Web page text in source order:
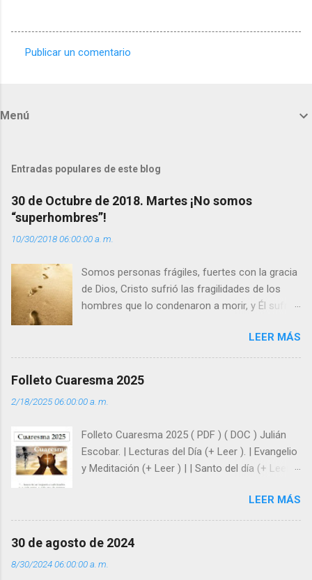
t
r
i
o
s
Publicar un comentario
Menú
Entradas populares de este blog
30 de Octubre de 2018. Martes ¡No somos
“superhombres”!
10/30/2018 06:00:00 a. m.
Somos personas frágiles, fuertes con la gracia
de Dios, Cristo sufrió las fragilidades de los
hombres que lo condenaron a morir, y Él sufrió
enseña Jesucristo? Que, si seguimos sus
huellas, sin ser superhombres, podemos
siempre está pendiente de nosotros. Amar es
y protegidos por nosotros. “ Señor, soy un
árbol sin frutos, pero tú me das la savia para
que al menos mis ramas y hojas den sombra
super hombre? - ¿Superas tu fragilidad con la
gracia de Dios? Julián Escobar. | Lecturas del
Día (+ Leer ). | Evangelio y Meditación (+ Leer ) |
LEER MÁS
Folleto Cuaresma 2025
2/18/2025 06:00:00 a. m.
Folleto Cuaresma 2025 ( PDF ) ( DOC ) Julián
Escobar. | Lecturas del Día (+ Leer ). | Evangelio
y Meditación (+ Leer ) | | Santo del día (+ Leer )
LEER MÁS
30 de agosto de 2024
8/30/2024 06:00:00 a. m.